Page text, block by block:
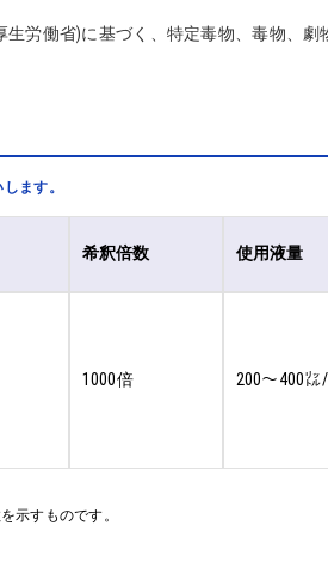
労働省)に基づく、特定毒物、毒物、劇
ます。
希釈倍数 使用液量
1000倍 200～400㍑
示すものです。